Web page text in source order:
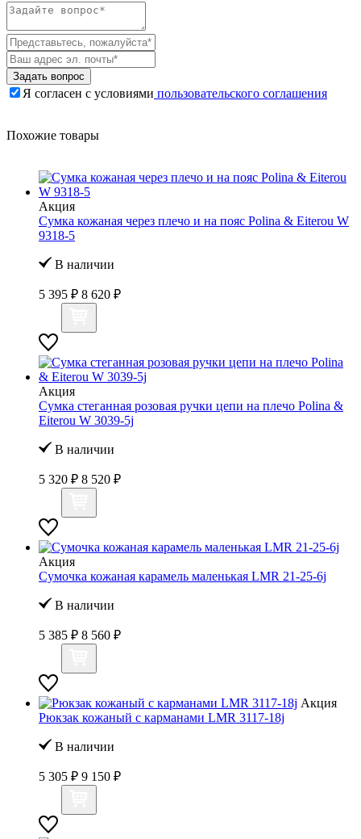
Задать вопрос
Я согласен с условиями пользовательского соглашения
Похожие товары
Акция
Сумка кожаная через плечо и на пояс Polina & Eiterou W
9318-5
В наличии
5 395 ₽ 8 620 ₽
Акция
Сумка стеганная розовая ручки цепи на плечо Polina &
Eiterou W 3039-5j
В наличии
5 320 ₽ 8 520 ₽
Акция
Сумочка кожаная карамель маленькая LMR 21-25-6j
В наличии
5 385 ₽ 8 560 ₽
Акция
Рюкзак кожаный с карманами LMR 3117-18j
В наличии
5 305 ₽ 9 150 ₽